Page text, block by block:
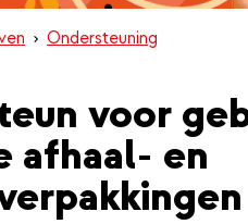
Ondersteuning
voor
afhaal- en